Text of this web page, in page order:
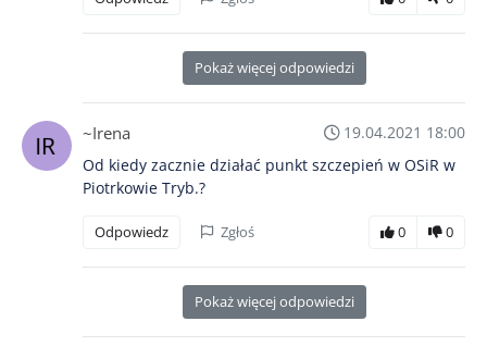
Pokaż więcej odpowiedzi
~Irena
19.04.2021 18:00
Od kiedy zacznie działać punkt szczepień w OSiR w
Piotrkowie Tryb.?
Odpowiedz Zgłoś 0 0
Pokaż więcej odpowiedzi